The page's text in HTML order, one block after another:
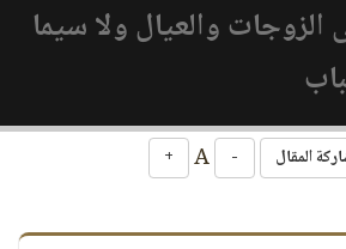
والعيال ولا سيما
المقال -
+